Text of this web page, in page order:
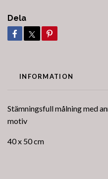
Dela
INFORMATION
Stämningsfull målning med
motiv
40 x 50 cm